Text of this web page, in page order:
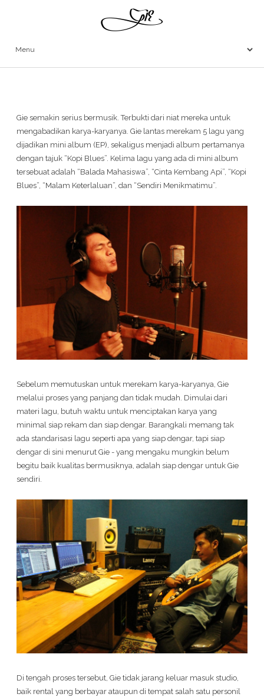
Gie semakin serius bermusik. Terbukti dari niat mereka untuk
mengabadikan karya-karyanya. Gie lantas merekam 5 lagu yang
dijadikan mini album (EP), sekaligus menjadi album pertamanya
dengan tajuk “Kopi Blues”. Kelima lagu yang ada di mini album
tersebuat adalah “Balada Mahasiswa”, “Cinta Kembang Api”, “Kopi
Blues”, “Malam Keterlaluan”, dan “Sendiri Menikmatimu”.
Sebelum memutuskan untuk merekam karya-karyanya, Gie
melalui proses yang panjang dan tidak mudah. Dimulai dari
materi lagu, butuh waktu untuk menciptakan karya yang
minimal siap rekam dan siap dengar. Barangkali memang tak
ada standarisasi lagu seperti apa yang siap dengar, tapi siap
dengar di sini menurut Gie - yang mengaku mungkin belum
begitu baik kualitas bermusiknya, adalah siap dengar untuk Gie
sendiri.
Di tengah proses tersebut, Gie tidak jarang keluar masuk studio,
baik rental yang berbayar ataupun di tempat salah satu personil